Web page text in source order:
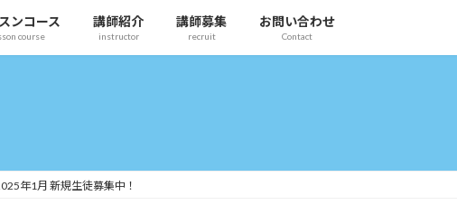
ンコース
course
講師紹介
instructor
講師募集
recruit
お問い合わせ
Contact
年1月 新規生徒募集中！